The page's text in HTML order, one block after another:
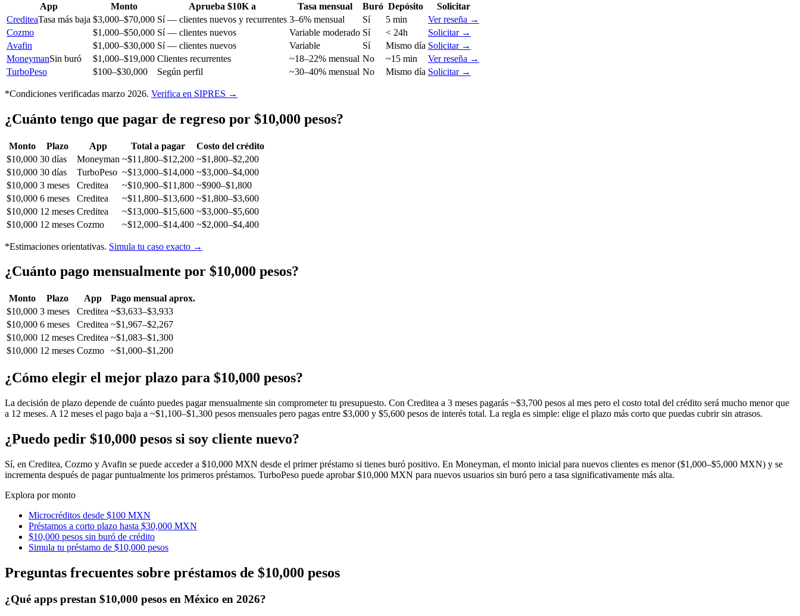
App Monto Aprueba $10K a Tasa mensual Buró Depósito
Solicitar
CrediteaTasa más baja $3,000–$70,000 Sí — clientes nuevos y recurrentes 3–6% mensual Sí 5 min
Ver reseña →
Cozmo
$1,000–$50,000 Sí — clientes nuevos Variable moderado Sí < 24h
Solicitar →
Avafin
$1,000–$30,000 Sí — clientes nuevos Variable Sí Mismo día Solicitar →
MoneymanSin buró $1,000–$19,000 Clientes recurrentes ~18–22% mensual No ~15 min
Ver reseña →
TurboPeso
$100–$30,000 Según perfil ~30–40% mensual No Mismo día Solicitar →
*Condiciones verificadas marzo 2026. Verifica en SIPRES →
¿Cuánto tengo que pagar de regreso por $10,000 pesos?
Monto Plazo App Total a pagar
Costo del crédito
$10,000 30 días Moneyman ~$11,800–$12,200 ~$1,800–$2,200
$10,000 30 días TurboPeso ~$13,000–$14,000 ~$3,000–$4,000
$10,000 3 meses Creditea ~$10,900–$11,800 ~$900–$1,800
$10,000 6 meses Creditea ~$11,800–$13,600 ~$1,800–$3,600
$10,000 12 meses Creditea ~$13,000–$15,600 ~$3,000–$5,600
$10,000 12 meses Cozmo ~$12,000–$14,400 ~$2,000–$4,400
*Estimaciones orientativas. Simula tu caso exacto →
¿Cuánto pago mensualmente por $10,000 pesos?
Monto Plazo App
Pago mensual aprox.
$10,000 3 meses Creditea ~$3,633–$3,933
$10,000 6 meses Creditea ~$1,967–$2,267
$10,000 12 meses Creditea ~$1,083–$1,300
$10,000 12 meses Cozmo ~$1,000–$1,200
¿Cómo elegir el mejor plazo para $10,000 pesos?
La decisión de plazo depende de cuánto puedes pagar mensualmente sin comprometer tu presupuesto. Con Creditea a 3 meses pagarás ~$3,700 pesos al mes pero el costo total del crédito será mucho menor que
a 12 meses. A 12 meses el pago baja a ~$1,100–$1,300 pesos mensuales pero pagas entre $3,000 y $5,600 pesos de interés total. La regla es simple: elige el plazo más corto que puedas cubrir sin atrasos.
¿Puedo pedir $10,000 pesos si soy cliente nuevo?
Sí, en Creditea, Cozmo y Avafin se puede acceder a $10,000 MXN desde el primer préstamo si tienes buró positivo. En Moneyman, el monto inicial para nuevos clientes es menor ($1,000–$5,000 MXN) y se
incrementa después de pagar puntualmente los primeros préstamos. TurboPeso puede aprobar $10,000 MXN para nuevos usuarios sin buró pero a tasa significativamente más alta.
Explora por monto
Microcréditos desde $100 MXN
Préstamos a corto plazo hasta $30,000 MXN
$10,000 pesos sin buró de crédito
Simula tu préstamo de $10,000 pesos
Preguntas frecuentes sobre préstamos de $10,000 pesos
¿Qué apps prestan $10,000 pesos en México en 2026?